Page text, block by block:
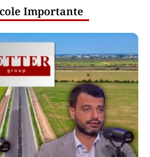
Importante